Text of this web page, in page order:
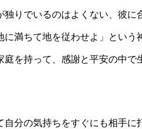
独りでいるのはよくない、彼
満ちて地を従わせよ」という
を持って、感謝と平安の中
自分の気持ちをすぐにも相手